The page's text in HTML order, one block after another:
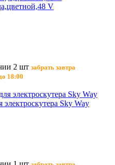
V
2 шт забрать завтра
18:00
Sky Way